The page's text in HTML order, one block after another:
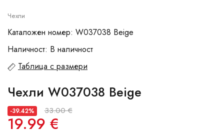
Чехли
Каталожен номер: W037038 Beige
Наличност: В наличност
Таблица с размери
Чехли W037038 Beige
-39.42% 33.00 €
19.99 €